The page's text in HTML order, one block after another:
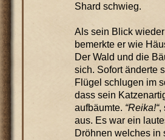
Shard schwieg.
Als sein Blick
bemerkte er wie
Der Wald und die
sich. Sofort änderte
Flügel schlugen im
dass sein
aufbäumte. “Reika!“,
aus. Es war ein
Dröhnen welches in